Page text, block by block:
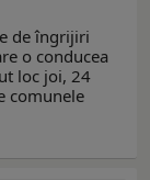
de îngrijiri
o conducea
loc joi, 24
comunele